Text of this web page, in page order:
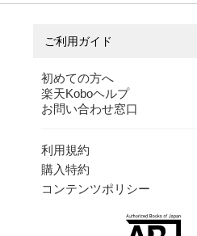
ご利用ガイド
初めての方へ
楽天Koboヘルプ
お問い合わせ窓口
利用規約
購入特約
コンテンツポリシー